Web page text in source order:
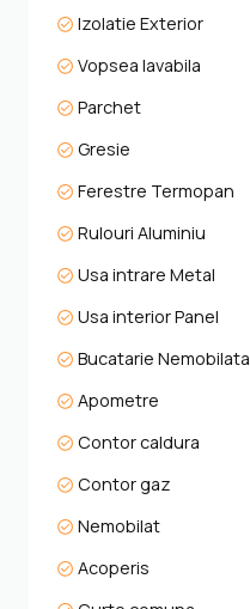
Izolatie Exterior
Vopsea lavabila
Parchet
Gresie
Ferestre Termopan
Rulouri Aluminiu
Usa intrare Metal
Usa interior Panel
Bucatarie Nemobilata
Apometre
Contor caldura
Contor gaz
Nemobilat
Acoperis